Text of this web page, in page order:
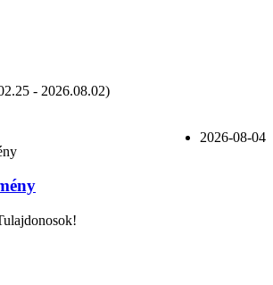
- 2026.08.02)
2026-08-04